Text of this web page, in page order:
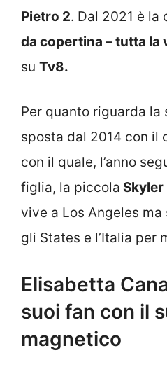
Pietro 2. Dal 2021 è la
da copertina – tutta la
su Tv8.
Per quanto riguarda la
sposta dal 2014 con il
con il quale, l’anno
figlia, la piccola Skyler
vive a Los Angeles
gli States e l’Italia per
Elisabetta
suoi fan con il
magnetico